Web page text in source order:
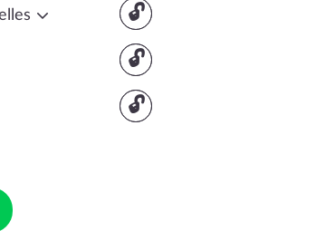
🔓
🔓
🔓